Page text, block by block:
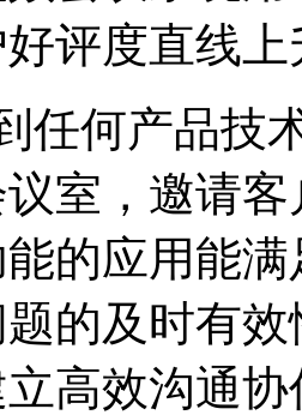
评度直线上
何产品技
室，邀请
的应用能
的及时有
高效沟通